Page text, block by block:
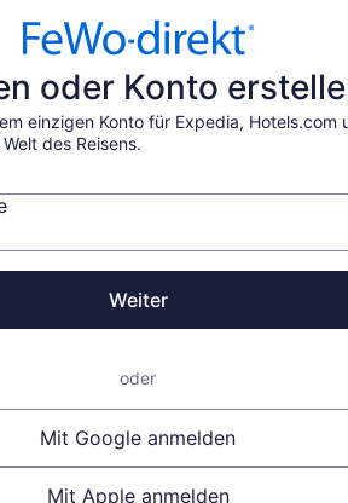
oder Konto
einzigen Konto für Expedia, Hotels.com
des Reisens.
Weiter
oder
Mit Google anmelden
Mit Apple anmelden